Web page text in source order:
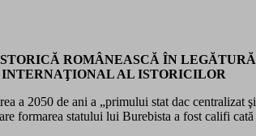
ROMÂNEASCĂ ÎN
AL ISTORICILOR
a 2050 de ani a „primului stat dac
formarea statului lui Burebista a fost califi